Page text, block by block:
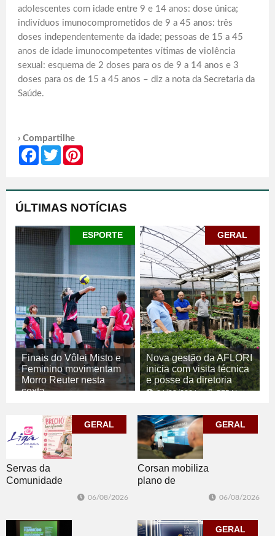
adolescentes com idade entre 9 e 14 anos: dose única;
indivíduos imunocomprometidos de 9 a 45 anos: três
doses independentemente da idade; pessoas de 15 a 45
anos de idade imunocompetentes vítimas de violência
sexual: esquema de 2 doses para os de 9 a 14 anos e 3
doses para os de 15 a 45 anos – diz a nota da Secretaria da
Saúde.
› Compartilhe
Facebook
Twitter
ÚLTIMAS NOTÍCIAS
ESPORTE
Finais do Vôlei Misto e
Feminino movimentam
Morro Reuter nesta
sexta
ESPORTE
GERAL
Nova gestão da AFLORI
inicia com visita técnica
e posse da diretoria
06/08/2026 GERAL
GERAL
Servas da
Comunidade
06/08/2026
GERAL
Corsan mobiliza
plano de
temporais no RS
06/08/2026
GERAL